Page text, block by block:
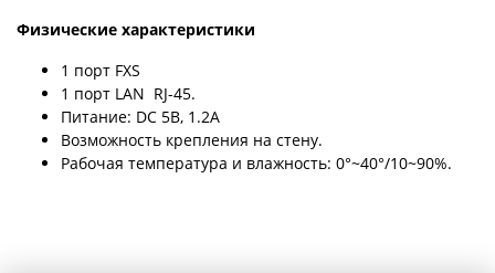
Физические характеристики
1 порт FXS
1 порт LAN RJ-45.
Питание: DC 5В, 1.2A
Возможность крепления на стену.
Рабочая температура и влажность: 0°~40°/10~90%.